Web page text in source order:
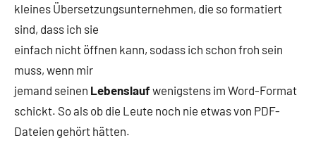
kleines Übersetzungsunternehmen, die so formatiert
sind, dass ich sie
einfach nicht öffnen kann, sodass ich schon froh sein
muss, wenn mir
jemand seinen Lebenslauf wenigstens im Word-Format
schickt. So als ob die Leute noch nie etwas von PDF-
Dateien gehört hätten.